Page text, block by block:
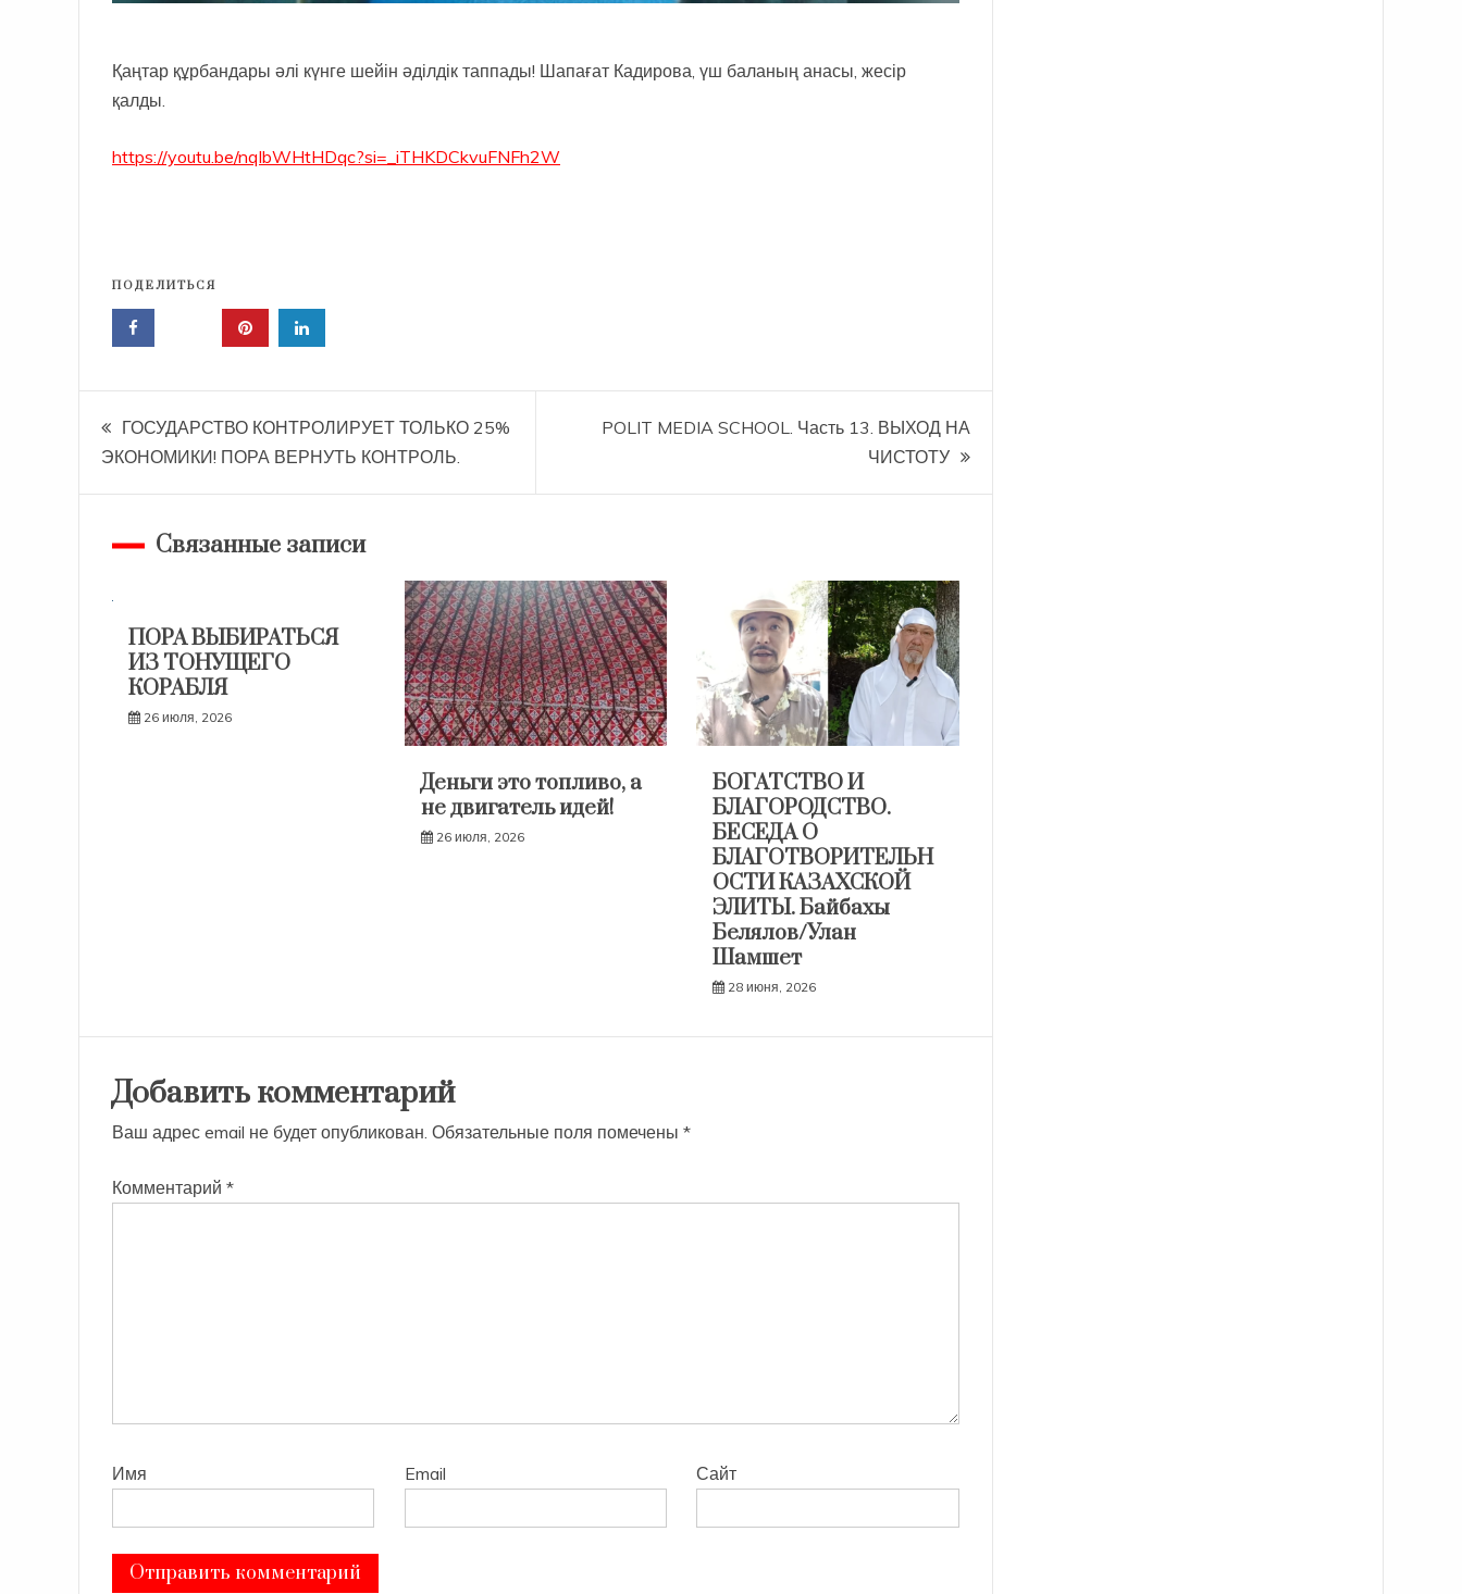
Қаңтар құрбандары әлі күнге шейін әділдік таппады! Шапағат Кадирова, үш баланың анасы, жесір
қалды.
https://youtu.be/nqlbWHtHDqc?si=_iTHKDCkvuFNFh2W
ПОДЕЛИТЬСЯ
Навигация
по
записям
ГОСУДАРСТВО КОНТРОЛИРУЕТ ТОЛЬКО 25%
ЭКОНОМИКИ! ПОРА ВЕРНУТЬ КОНТРОЛЬ.
POLIT MEDIA SCHOOL. Часть 13. ВЫХОД НА
ЧИСТОТУ
Связанные записи
ПОРА ВЫБИРАТЬСЯ
ИЗ ТОНУЩЕГО
КОРАБЛЯ
26 июля, 2026
Деньги это топливо, а
не двигатель идей!
26 июля, 2026
БОГАТСТВО И
БЛАГОРОДСТВО.
БЕСЕДА О
БЛАГОТВОРИТЕЛЬН
ОСТИ КАЗАХСКОЙ
ЭЛИТЫ. Байбахы
Белялов/Улан
Шамшет
28 июня, 2026
Добавить комментарий
Ваш адрес email не будет опубликован. Обязательные поля помечены *
Комментарий *
Имя Email Сайт